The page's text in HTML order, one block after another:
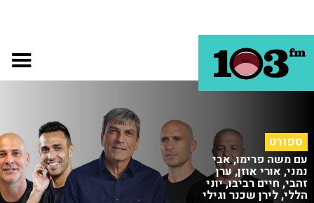
ספורט
עם משה פרימו, אבי
נמני, אורי אוזן, ערן
זהבי, חיים רביבו, יוני
הללי, לירן שכנר וגילי